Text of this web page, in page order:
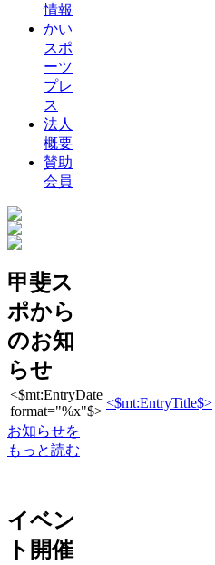
情報
かい
スポ
ーツ
プレ
ス
法人
概要
賛助
会員
甲斐ス
ポから
のお知
らせ
<$mt:EntryDate
format="%x"$>
<$mt:EntryTitle$>
お知らせを
もっと読む
イベン
ト開催